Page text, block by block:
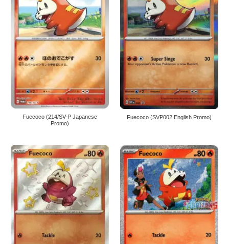
Fuecoco (214/SV-P Japanese
Promo)
Fuecoco (SVP002 English Promo)